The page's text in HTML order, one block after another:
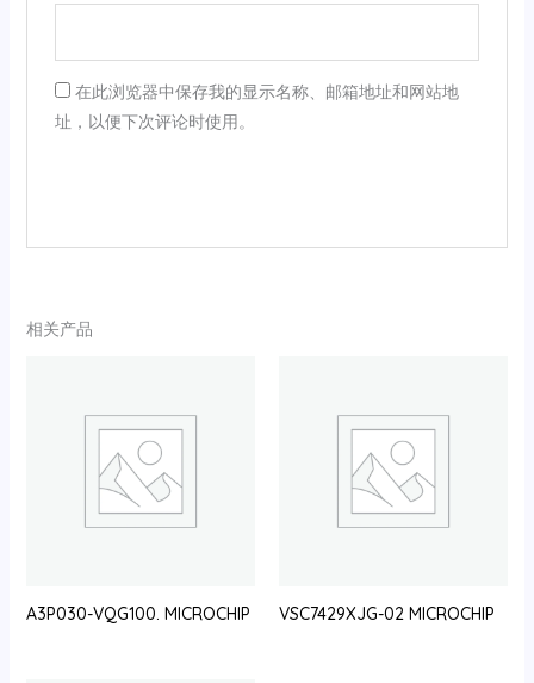
在此浏览器中保存我的显示名称、邮箱地址和网站地
址，以便下次评论时使用。
相关产品
A3P030-VQG100. MICROCHIP VSC7429XJG-02 MICROCHIP